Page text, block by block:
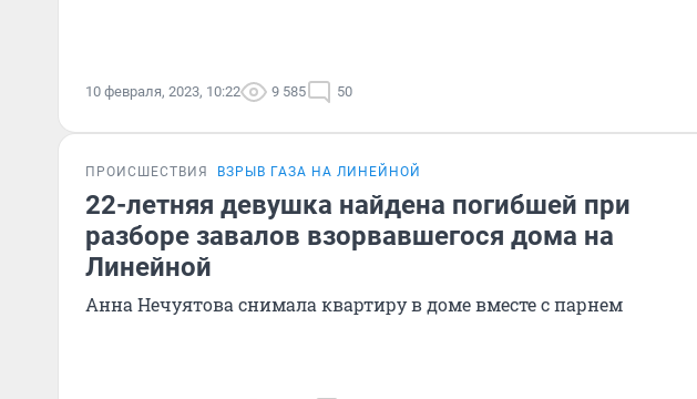
10 февраля, 2023, 10:22 9 585 50
ПРОИСШЕСТВИЯ ВЗРЫВ ГАЗА НА ЛИНЕЙНОЙ
22-летняя девушка найдена погибшей при
разборе завалов взорвавшегося дома на
Линейной
Анна Нечуятова снимала квартиру в доме вместе с парнем